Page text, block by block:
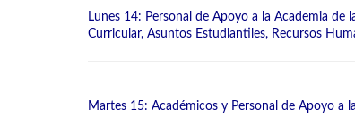
Lunes 14: Personal de Apoyo a la Academia de
Curricular, Asuntos Estudiantiles, Recursos
Martes 15: Académicos y Personal de Apoyo a